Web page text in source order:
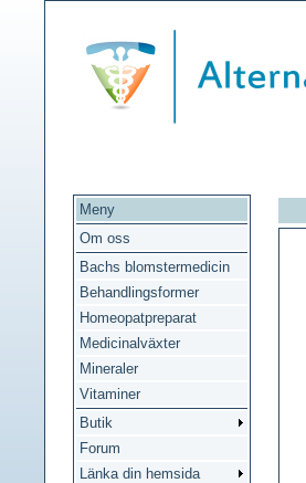
Meny
Om oss
Bachs blomstermedicin
Behandlingsformer
Homeopatpreparat
Medicinalväxter
Mineraler
Vitaminer
Butik
Forum
Länka din hemsida